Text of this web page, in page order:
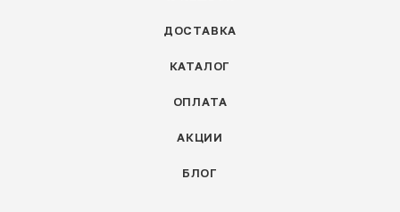
ДОСТАВКА
КАТАЛОГ
ОПЛАТА
АКЦИИ
БЛОГ